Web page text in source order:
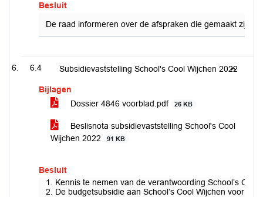
Besluit
De raad informeren over de afspraken die gemaakt zijn
6.4 Subsidievaststelling School's Cool Wijchen 2022
Bijlagen
Dossier 4846 voorblad.pdf
26 KB
Beslisnota subsidievaststelling School's Cool
Wijchen 2022
91 KB
Besluit
1. Kennis te nemen van de verantwoording School’s
2. De budgetsubsidie aan School’s Cool Wijchen voor